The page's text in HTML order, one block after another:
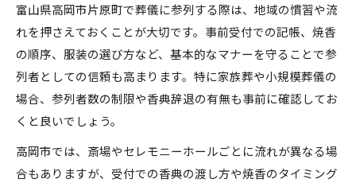
富山県高岡市片原町で葬儀に参列する際は、地域の慣習や流
れを押さえておくことが大切です。事前受付での記帳、焼香
の順序、服装の選び方など、基本的なマナーを守ることで参
列者としての信頼も高まります。特に家族葬や小規模葬儀の
場合、参列者数の制限や香典辞退の有無も事前に確認してお
くと良いでしょう。
高岡市では、斎場やセレモニーホールごとに流れが異なる場
合もありますが、受付での香典の渡し方や焼香のタイミング